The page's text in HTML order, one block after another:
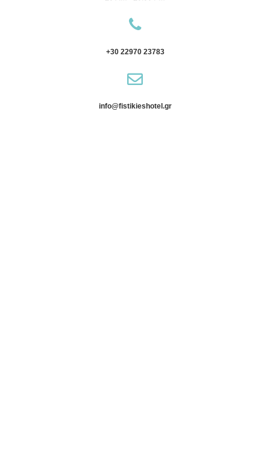
+30 22970 23783
info@fistikieshotel.gr